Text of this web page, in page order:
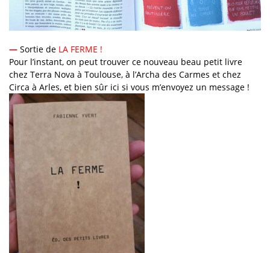
— Sortie de LA FERME !
Pour l’instant, on peut trouver ce nouveau beau petit livre
chez Terra Nova à Toulouse, à l’Archa des Carmes et chez
Circa à Arles, et bien sûr ici si vous m’envoyez un message !